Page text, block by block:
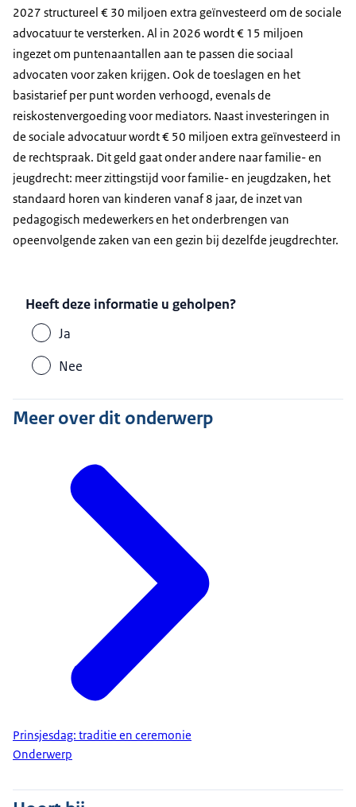
2027 structureel € 30 miljoen extra geïnvesteerd om de sociale
advocatuur te versterken. Al in 2026 wordt € 15 miljoen
ingezet om puntenaantallen aan te passen die sociaal
advocaten voor zaken krijgen. Ook de toeslagen en het
basistarief per punt worden verhoogd, evenals de
reiskostenvergoeding voor mediators. Naast investeringen in
de sociale advocatuur wordt € 50 miljoen extra geïnvesteerd in
de rechtspraak. Dit geld gaat onder andere naar familie- en
jeugdrecht: meer zittingstijd voor familie- en jeugdzaken, het
standaard horen van kinderen vanaf 8 jaar, de inzet van
pedagogisch medewerkers en het onderbrengen van
opeenvolgende zaken van een gezin bij dezelfde jeugdrechter.
Heeft deze informatie u geholpen?
Ja
Nee
Meer over dit onderwerp
Prinsjesdag: traditie en ceremonie
Onderwerp